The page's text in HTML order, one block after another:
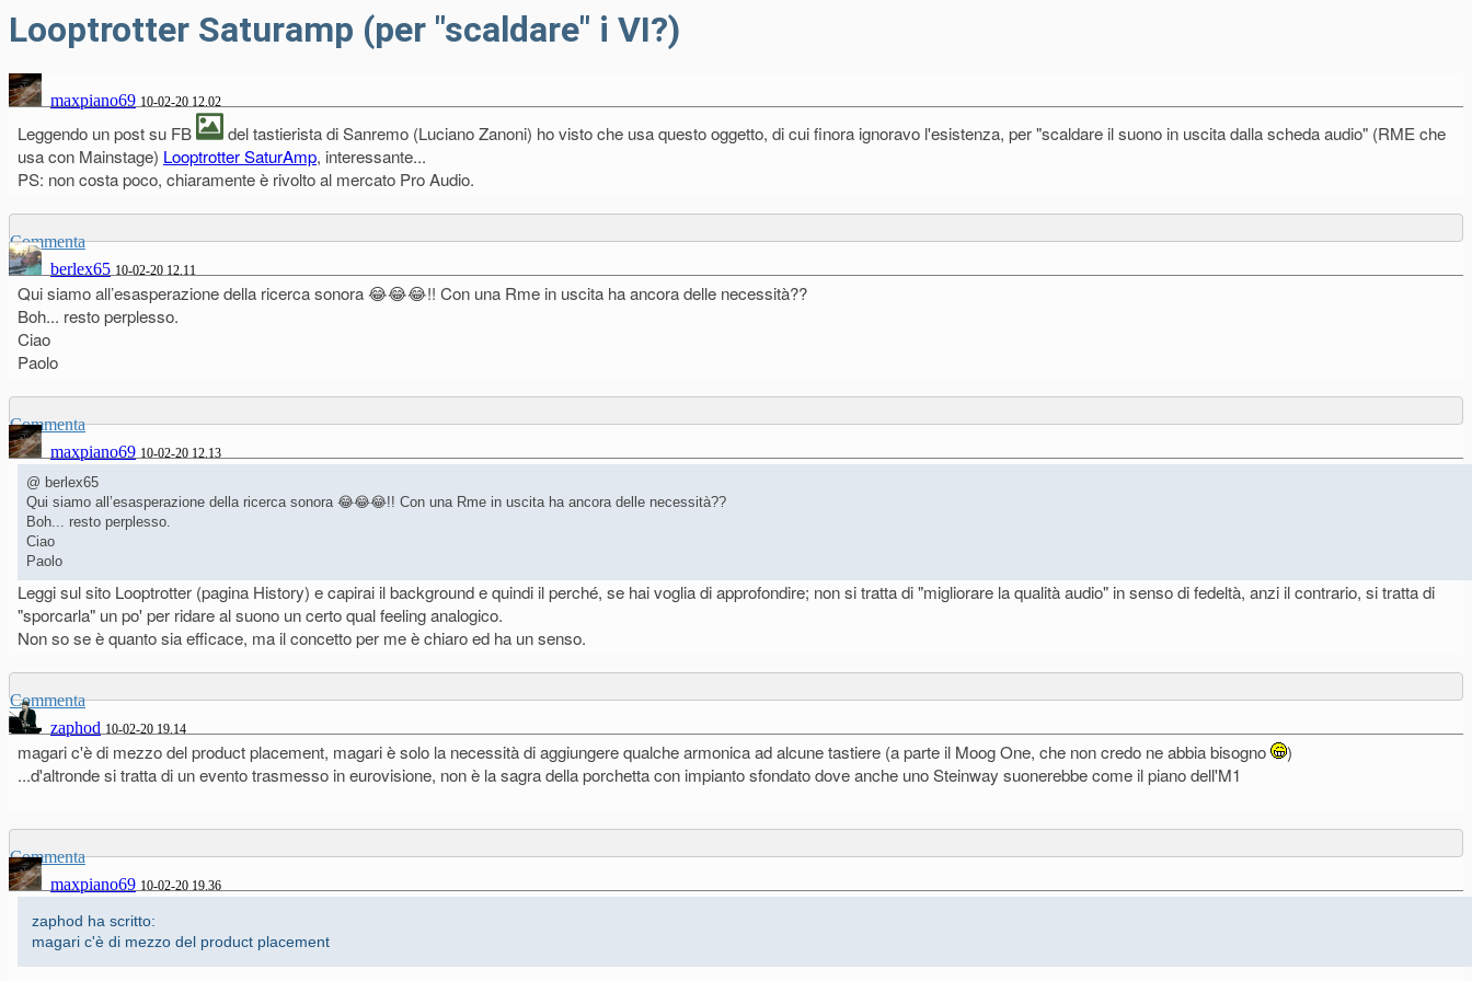
Looptrotter Saturamp (per "scaldare" i VI?)
maxpiano69 10-02-20 12.02
Leggendo un post su FB
del tastierista di Sanremo (Luciano Zanoni) ho visto che usa questo oggetto, di cui finora ignoravo l'esistenza, per "scaldare il suono in uscita dalla scheda audio" (RME che
usa con Mainstage) Looptrotter SaturAmp, interessante...
PS: non costa poco, chiaramente è rivolto al mercato Pro Audio.
Commenta
berlex65 10-02-20 12.11
Qui siamo all’esasperazione della ricerca sonora 😂😂😂!! Con una Rme in uscita ha ancora delle necessità??
Boh... resto perplesso.
Ciao
Paolo
Commenta
maxpiano69 10-02-20 12.13
@ berlex65
Qui siamo all’esasperazione della ricerca sonora 😂😂😂!! Con una Rme in uscita ha ancora delle necessità??
Boh... resto perplesso.
Ciao
Paolo
Leggi sul sito Looptrotter (pagina History) e capirai il background e quindi il perché, se hai voglia di approfondire; non si tratta di "migliorare la qualità audio" in senso di fedeltà, anzi il contrario, si tratta di
"sporcarla" un po' per ridare al suono un certo qual feeling analogico.
Non so se è quanto sia efficace, ma il concetto per me è chiaro ed ha un senso.
Commenta
zaphod 10-02-20 19.14
magari c'è di mezzo del product placement, magari è solo la necessità di aggiungere qualche armonica ad alcune tastiere (a parte il Moog One, che non credo ne abbia bisogno
)
...d'altronde si tratta di un evento trasmesso in eurovisione, non è la sagra della porchetta con impianto sfondato dove anche uno Steinway suonerebbe come il piano dell'M1
Commenta
maxpiano69 10-02-20 19.36
zaphod ha scritto:
magari c'è di mezzo del product placement